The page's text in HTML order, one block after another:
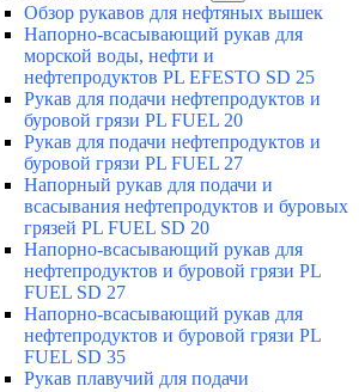
Обзор рукавов для нефтяных вышек
Напорно-всасывающий рукав для
морской воды, нефти и
нефтепродуктов PL EFESTO SD 25
Рукав для подачи нефтепродуктов и
буровой грязи PL FUEL 20
Рукав для подачи нефтепродуктов и
буровой грязи PL FUEL 27
Напорный рукав для подачи и
всасывания нефтепродуктов и буровых
грязей PL FUEL SD 20
Напорно-всасывающий рукав для
нефтепродуктов и буровой грязи PL
FUEL SD 27
Напорно-всасывающий рукав для
нефтепродуктов и буровой грязи PL
FUEL SD 35
Рукав плавучий для подачи